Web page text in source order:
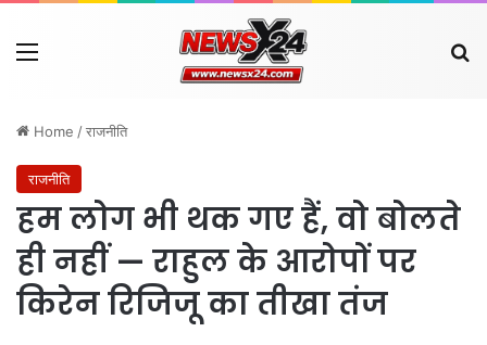
Menu
Home /राजनीति
राजनीति
हम लोग भी थक गए हैं, वो बोलते
ही नहीं — राहुल के आरोपों पर
किरेन रिजिजू का तीखा तंज